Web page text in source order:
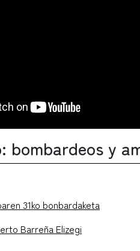
bombardeos y
31ko bonbardaketa
Barreña Elizegi